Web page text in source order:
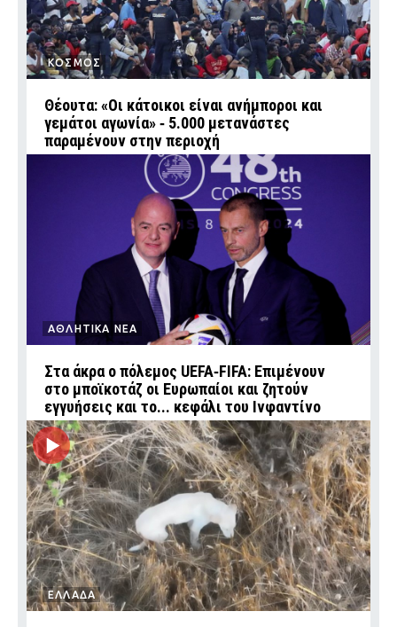
ΚΟΣΜΟΣ
Θέουτα: «Οι κάτοικοι είναι ανήμποροι και
γεμάτοι αγωνία» ‑ 5.000 μετανάστες
παραμένουν στην περιοχή
ΑΘΛΗΤΙΚΑ ΝΕΑ
Στα άκρα ο πόλεμος UEFA‑FIFA: Επιμένουν
στο μποϊκοτάζ οι Ευρωπαίοι και ζητούν
εγγυήσεις και το... κεφάλι του Ινφαντίνο
ΕΛΛΑΔΑ